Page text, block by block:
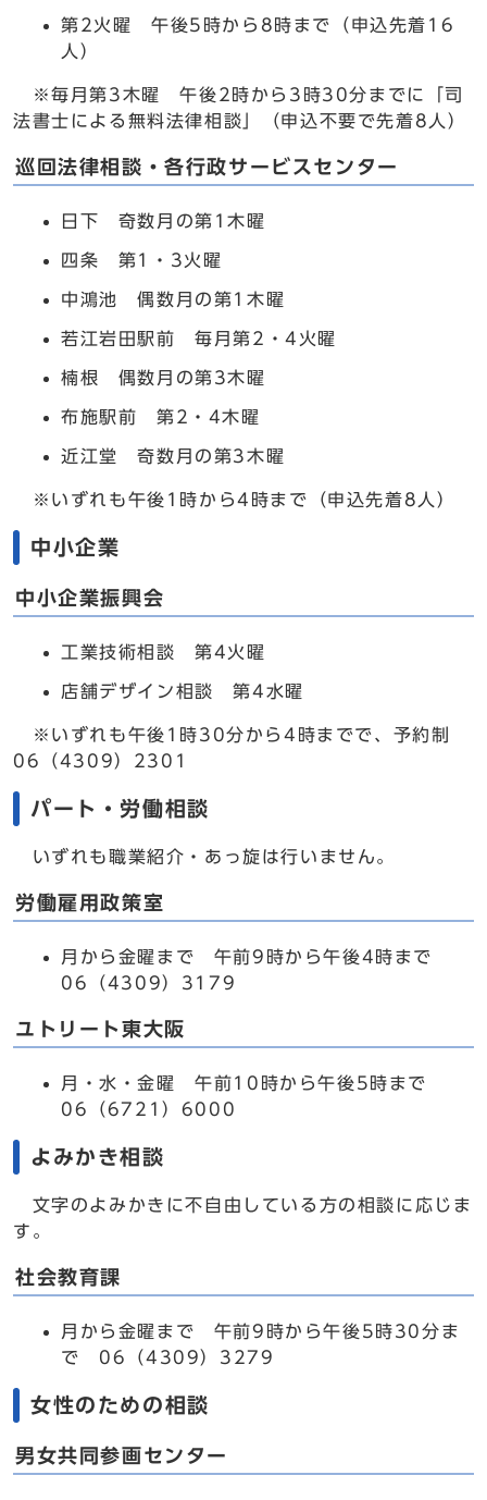
第2火曜 午後5時から8時まで（申込先着16
人）
※毎月第3木曜 午後2時から3時30分までに「司
法書士による無料法律相談」（申込不要で先着8人）
巡回法律相談・各行政サービスセンター
日下 奇数月の第1木曜
四条 第1・3火曜
中鴻池 偶数月の第1木曜
若江岩田駅前 毎月第2・4火曜
楠根 偶数月の第3木曜
布施駅前 第2・4木曜
近江堂 奇数月の第3木曜
※いずれも午後1時から4時まで（申込先着8人）
中小企業
中小企業振興会
工業技術相談 第4火曜
店舗デザイン相談 第4水曜
※いずれも午後1時30分から4時までで、予約制
06（4309）2301
パート・労働相談
いずれも職業紹介・あっ旋は行いません。
労働雇用政策室
月から金曜まで 午前9時から午後4時まで
06（4309）3179
ユトリート東大阪
月・水・金曜 午前10時から午後5時まで
06（6721）6000
よみかき相談
文字のよみかきに不自由している方の相談に応じま
す。
社会教育課
月から金曜まで 午前9時から午後5時30分ま
で 06（4309）3279
女性のための相談
男女共同参画センター